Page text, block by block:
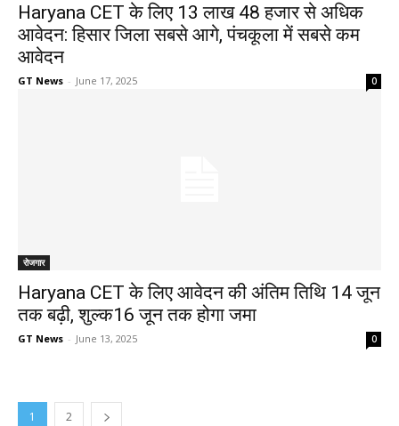
Haryana CET के लिए 13 लाख 48 हजार से अधिक
आवेदन: हिसार जिला सबसे आगे, पंचकूला में सबसे कम
आवेदन
GT News - June 17, 2025 0
रोजगार
Haryana CET के लिए आवेदन की अंतिम तिथि 14 जून
तक बढ़ी, शुल्क16 जून तक होगा जमा
GT News - June 13, 2025 0
1 2